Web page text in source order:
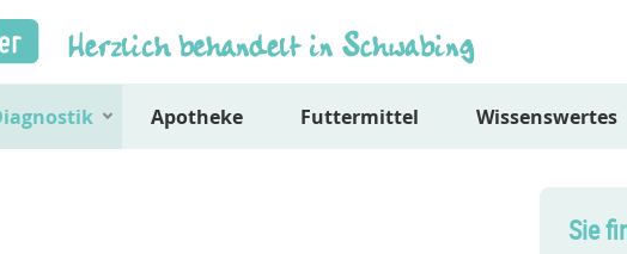
Apotheke Futtermittel Wissenswertes
Sie